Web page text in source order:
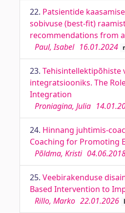
22. Patsientide
sobivuse (best-fit)
recommendations from
Paul, Isabel 16.01.2024
23. Tehisintellektipõhiste
integratsiooniks. The
Integration
Proniagina, Julia
24. Hinnang juhtimis-
Coaching for Promoting
Põldma, Kristi
25. Veebirakenduse
Based Intervention to
Rillo, Marko 22.01.2026